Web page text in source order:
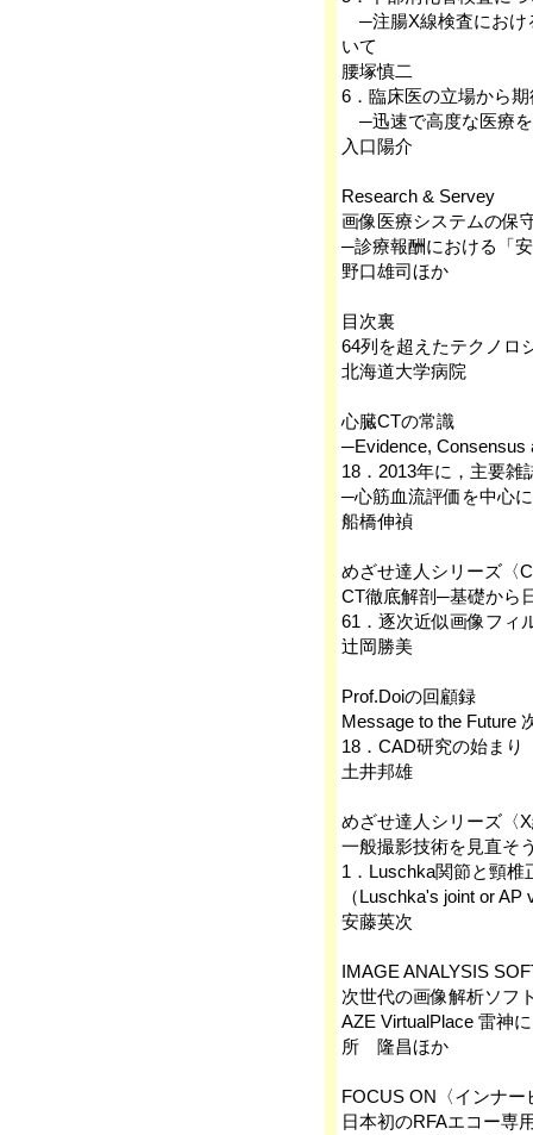
─注腸X線検査におけ
いて
腰塚慎二
6．臨床医の立場から
─迅速で高度な医療
入口陽介
Research & Servey
画像医療システムの保
─診療報酬における「
野口雄司ほか
目次裏
64列を超えたテクノロ
北海道大学病院
心臓CTの常識
─Evidence, Consensus
18．‌2013年に，主要
─心筋血流評価を中心に
船橋伸禎
めざせ達人シリーズ〈
CT徹底解剖─基礎から
61．‌逐次近似画像フィ
辻岡勝美
Prof.Doiの回顧録
Message to the Future
18．‌CAD研究の始まり
土井邦雄
めざせ達人シリーズ〈
一般撮影技術を見直そ
1．‌Luschka関節と頸椎
（Luschka's joint or
安藤英次
IMAGE ANALYSIS
次世代の画像解析ソ
AZE VirtualPlace 雷神
所 隆昌ほか
FOCUS ON〈インナ
日本初のRFAエコー専